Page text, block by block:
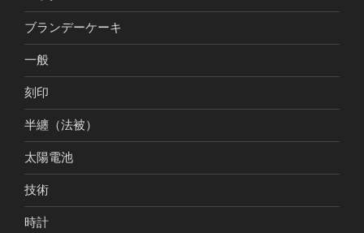
ブランデーケーキ
一般
刻印
半纏（法被）
太陽電池
技術
時計